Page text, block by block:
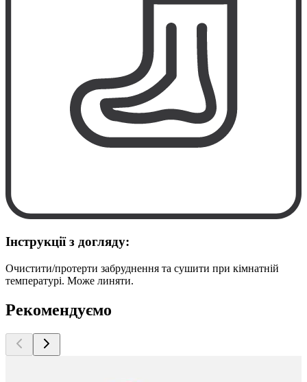
Інструкції з догляду:
Очистити/протерти забруднення та сушити при кімнатній
температурі. Може линяти.
Рекомендуємо